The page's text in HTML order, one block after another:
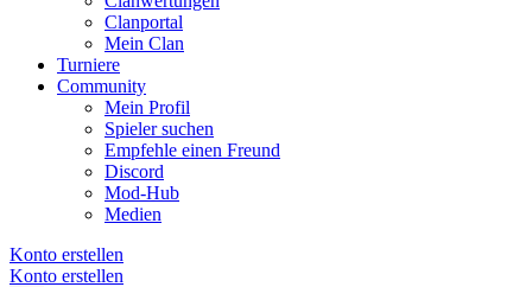
Clanportal
Mein Clan
Turniere
Community
Mein Profil
Spieler suchen
Empfehle einen Freund
Discord
Mod-Hub
Medien
Konto erstellen
Konto erstellen